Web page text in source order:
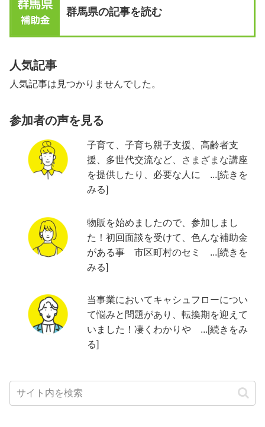
群馬県の記事を読む
人気記事
人気記事は見つかりませんでした。
参加者の声を見る
子育て、子育ち親子支援、高齢者支
援、多世代交流など、さまざまな講座
を提供したり、必要な人に ...[続きを
みる]
物販を始めましたので、参加しまし
た！初回面談を受けて、色んな補助金
がある事 市区町村のセミ ...[続きを
みる]
当事業においてキャシュフローについ
て悩みと問題があり、転換期を迎えて
いました！凄くわかりや ...[続きをみ
る]